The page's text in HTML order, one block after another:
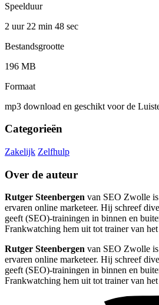
Speelduur
2 uur 22 min 48 sec
Bestandsgrootte
196 MB
Formaat
mp3 download en geschikt voor de
Categorieën
Zakelijk Zelfhulp
Over de auteur
Rutger Steenbergen van SEO Zwolle
ervaren online marketeer. Hij schreef
geeft (SEO)-trainingen in binnen en
Frankwatching hem uit tot trainer van het
Rutger Steenbergen van SEO Zwolle
ervaren online marketeer. Hij schreef
geeft (SEO)-trainingen in binnen en
Frankwatching hem uit tot trainer van het